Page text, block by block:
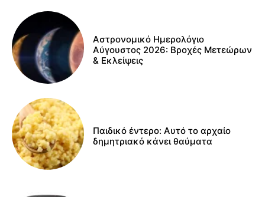
Αστρονομικό Ημερολόγιο
Αύγουστος 2026: Βροχές Μετεώρων
& Εκλείψεις
Παιδικό έντερο: Αυτό το αρχαίο
δημητριακό κάνει θαύματα